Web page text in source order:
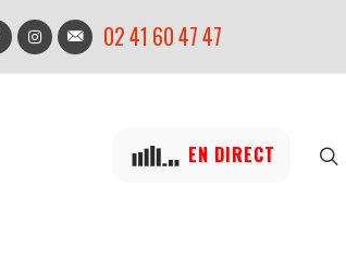
02 41 60 47 47
EN DIRECT